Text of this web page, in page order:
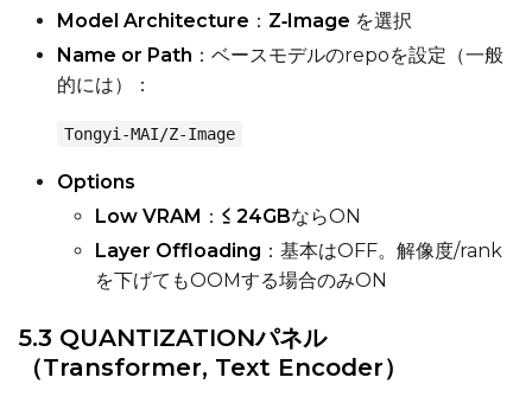
LoRA Scale
Model Architecture ： Z‑Image を選択
Name or Path ：ベースモデルのrepoを設定（一般
的には）：
Tongyi-MAI/Z-Image
Options
Low VRAM ： ≤ 24GBならON
Layer Offloading ：基本はOFF。解像度/rank
を下げてもOOMする場合のみON
5.3 QUANTIZATIONパネル
（Transformer, Text Encoder）